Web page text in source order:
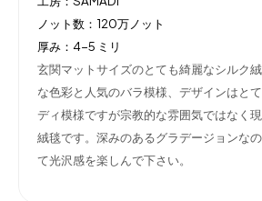
ノット数：120万ノット
厚み：4-5 ミリ
玄関マットサイズのとても綺麗なシルク
な色彩と人気のバラ模様、デザインはと
ディ模様ですが宗教的な雰囲気ではなく
絨毯です。深みのあるグラデージョンな
て光沢感を楽しんで下さい。